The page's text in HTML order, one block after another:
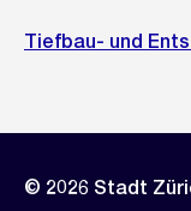
Tiefbau- und
© 2026 Stadt